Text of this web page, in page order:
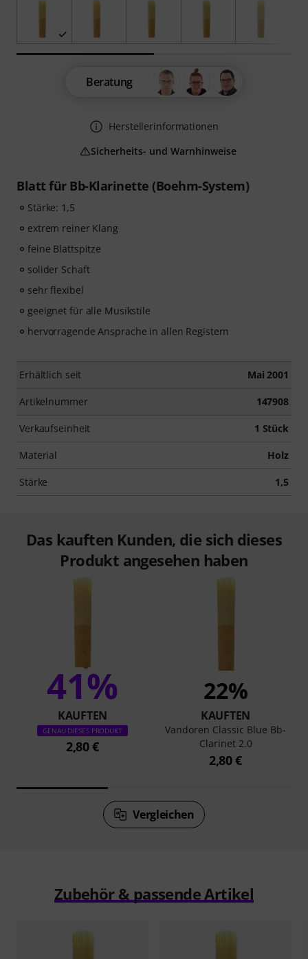
Blatt für Bb-Klarinette (Boehm-System)
Stärke: 1,5
extrem reiner Klang
feine Blattspitze
solider Schaft
sehr flexibel
geeignet für alle Musikstile
hervorragende Ansprache in allen Registern
Erhältlich seit Mai 2001
Artikelnummer 147908
Verkaufseinheit 1 Stück
Material Holz
Stärke 1,5
Beratung
Herstellerinformationen
Sicherheits- und Warnhinweise
Das kauften Kunden, die sich dieses
Produkt angesehen haben
41%
KAUFTEN
GENAU DIESES PRODUKT
2,80 €
22%
KAUFTEN
Vandoren Classic Blue Bb-
Clarinet 2.0
2,80 €
Vergleichen
Zubehör & passende Artikel